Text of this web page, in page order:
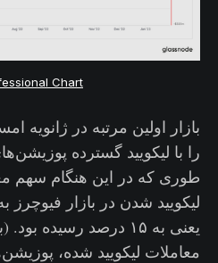
Chart
بازار اولین مرتبه در ژانویه
لیکویید شد‌‌ن‌ در بازار فیوچرز